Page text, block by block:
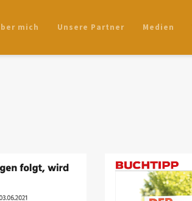
mich Unsere Partner Medien